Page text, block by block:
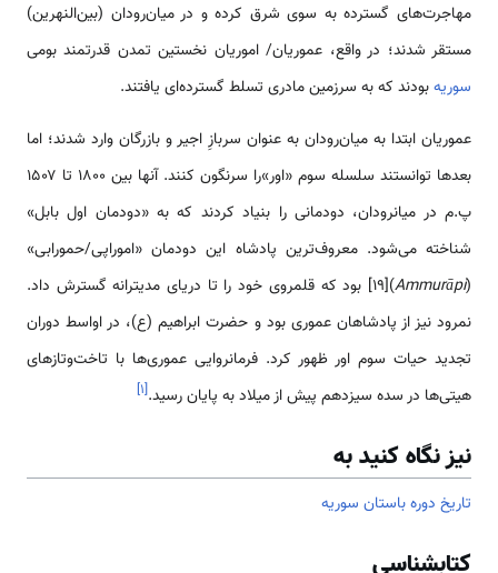
مهاجرت‌های گسترده به سوی شرق کرده و در میان‌رودان (بین‌النهرین)
مستقر شدند؛ در واقع، عموریان/ اموریان نخستین تمدن قدرتمند بومی
سوریهبودند که به سرزمین مادری تسلط گسترده‌ای یافتند.
عموریان ابتدا به میان‌رودان به عنوان سربازِ اجیر و بازرگان وارد شدند؛ اما
بعدها توانستند سلسله سوم «اور»را سرنگون کنند. آنها بین ۱۸۰۰ تا ۱۵۰۷
پ.م در میانرودان، دودمانی را بنیاد کردند که به «دودمان اول بابل»
شناخته می‌شود. معروف‌ترین پادشاه این دودمان «اموراپی/حمورابی»
(
Ammurāpi
)[19] بود که قلمروی خود را تا دریای مدیترانه گسترش داد.
نمرود نیز از پادشاهان عموری بود و حضرت ابراهیم (ع)، در اواسط دوران
تجدید حیات سوم اور ظهور کرد. فرمانروایی عموری‌ها با تاخت‌وتازهای
هیتی‌ها در سده سیزدهم پیش از میلاد به پایان رسید.[۱]
نیز نگاه کنید به
تاریخ دوره باستان سوریه
کتابشناسی